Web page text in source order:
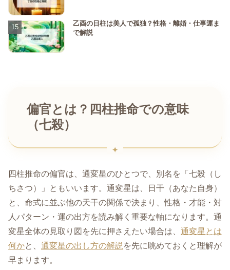
乙酉の日柱は美人で孤独？性格・離婚・仕事運ま
で解説
偏官とは？四柱推命での意味
（七殺）
四柱推命の偏官は、通変星のひとつで、別名を「七殺（し
ちさつ）」ともいいます。通変星は、日干（あなた自身）
と、命式に並ぶ他の天干の関係で決まり、性格・才能・対
人パターン・運の出方を読み解く重要な軸になります。通
変星全体の見取り図を先に押さえたい場合は、 通変星とは
何かと、 通変星の出し方の解説 を先に眺めておくと理解が
早まります。